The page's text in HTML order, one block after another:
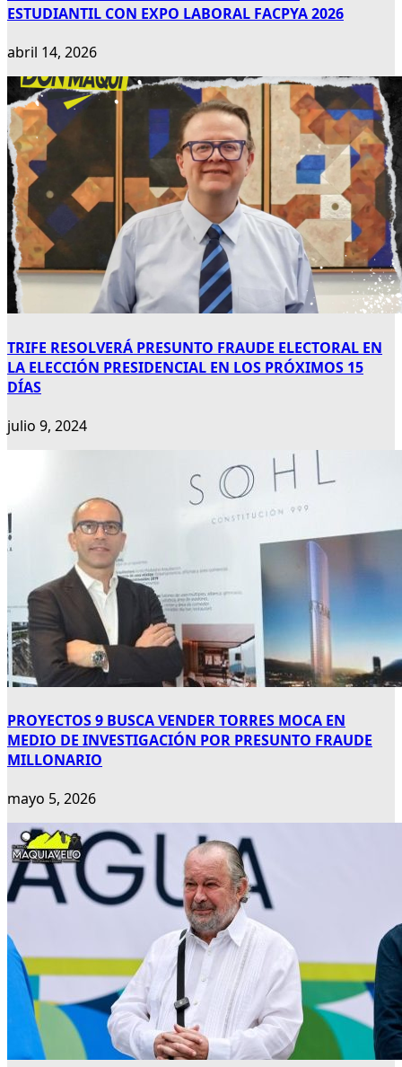
ESTUDIANTIL CON EXPO LABORAL FACPYA 2026
abril 14, 2026
TRIFE RESOLVERÁ PRESUNTO FRAUDE ELECTORAL EN
LA ELECCIÓN PRESIDENCIAL EN LOS PRÓXIMOS 15
DÍAS
julio 9, 2024
PROYECTOS 9 BUSCA VENDER TORRES MOCA EN
MEDIO DE INVESTIGACIÓN POR PRESUNTO FRAUDE
MILLONARIO
mayo 5, 2026